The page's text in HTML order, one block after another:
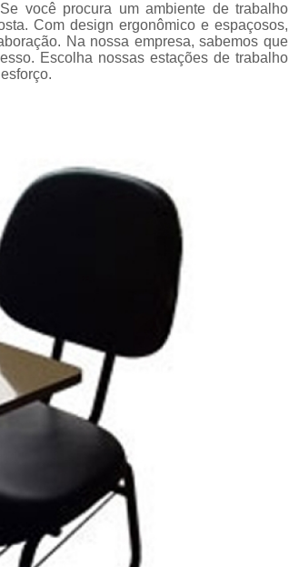
você procura um ambiente de trabalho
Com design ergonômico e espaçosos,
Na nossa empresa, sabemos que
Escolha nossas estações de trabalho